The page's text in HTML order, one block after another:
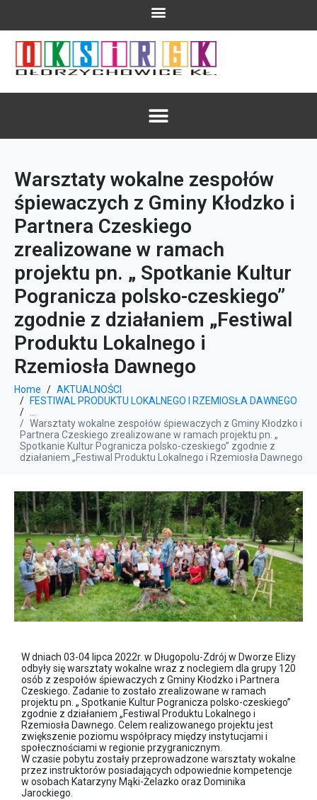
Warsztaty wokalne zespołów
śpiewaczych z Gminy Kłodzko i
Partnera Czeskiego
zrealizowane w ramach
projektu pn. „ Spotkanie Kultur
Pogranicza polsko-czeskiego”
zgodnie z działaniem „Festiwal
Produktu Lokalnego i
Rzemiosła Dawnego
Home
AKTUALNOŚCI
FESTIWAL PRODUKTU LOKALNEGO I RZEMIOSŁA DAWNEGO
...
Warsztaty wokalne zespołów śpiewaczych z Gminy Kłodzko i
Partnera Czeskiego zrealizowane w ramach projektu pn. „
Spotkanie Kultur Pogranicza polsko-czeskiego” zgodnie z
działaniem „Festiwal Produktu Lokalnego i Rzemiosła Dawnego
W dniach 03-04 lipca 2022r. w Długopolu-Zdrój w Dworze Elizy
odbyły się warsztaty wokalne wraz z noclegiem dla grupy 120
osób z zespołów śpiewaczych z Gminy Kłodzko i Partnera
Czeskiego. Zadanie to zostało zrealizowane w ramach
projektu pn. „ Spotkanie Kultur Pogranicza polsko-czeskiego”
zgodnie z działaniem „Festiwal Produktu Lokalnego i
Rzemiosła Dawnego. Celem realizowanego projektu jest
zwiększenie poziomu współpracy między instytucjami i
społecznościami w regionie przygranicznym.
W czasie pobytu zostały przeprowadzone warsztaty wokalne
przez instruktorów posiadających odpowiednie kompetencje
w osobach Katarzyny Mąki-Żelazko oraz Dominika
Jarockiego.